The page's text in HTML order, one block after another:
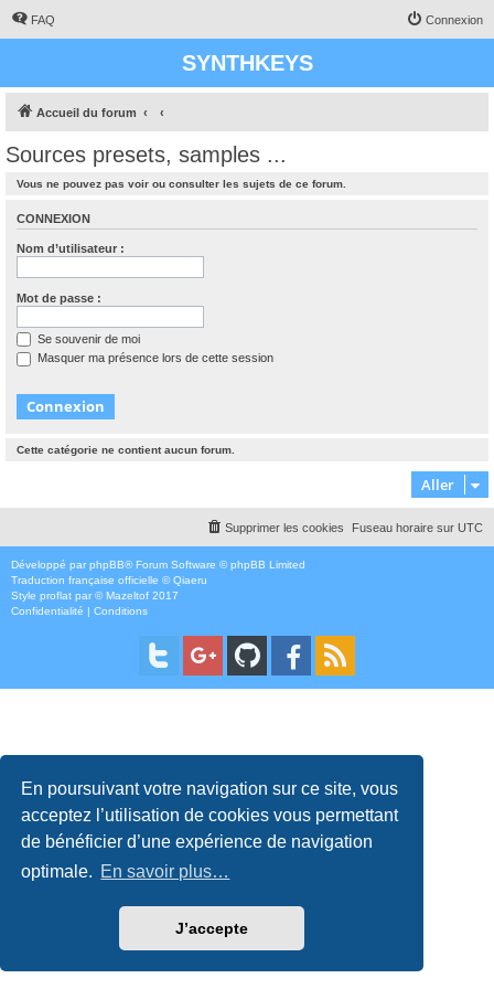
En poursuivant votre navigation sur ce site, vous
acceptez l’utilisation de cookies vous permettant
de bénéficier d’une expérience de navigation
optimale. En savoir plus…
J’accepte
FAQ Connexion
SYNTHKEYS
Accueil du forum
Sources presets, samples ...
Vous ne pouvez pas voir ou consulter les sujets de ce forum.
CONNEXION
Nom d’utilisateur :
Mot de passe :
Se souvenir de moi
Masquer ma présence lors de cette session
Cette catégorie ne contient aucun forum.
Aller
Fuseau horaire sur UTC
Supprimer les cookies
Développé par phpBB® Forum Software © phpBB Limited
Traduction française officielle ©Qiaeru
Style proflat par ©Mazeltof 2017
Confidentialité | Conditions